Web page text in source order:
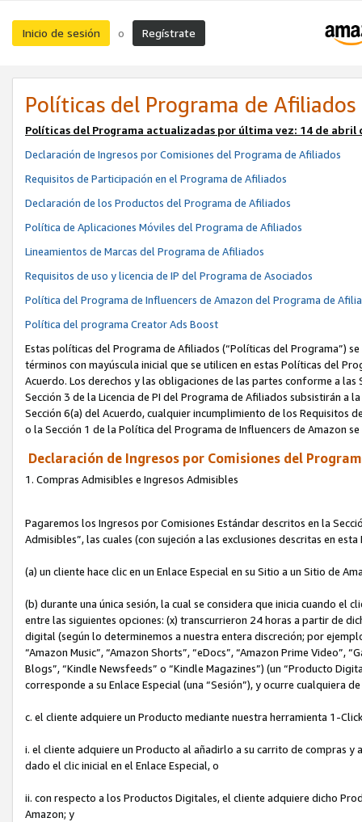
Inicio de sesión o Regístrate
Políticas del Programa de Afiliados
Políticas del Programa actualizadas por última vez: 14 de abril
Declaración de Ingresos por Comisiones del Programa de Afiliados
Requisitos de Participación en el Programa de Afiliados
Declaración de los Productos del Programa de Afiliados
Política de Aplicaciones Móviles del Programa de Afiliados
Lineamientos de Marcas del Programa de Afiliados
Requisitos de uso y licencia de IP del Programa de Asociados
Política del Programa de Influencers de Amazon del Programa de
Política del programa Creator Ads Boost
Estas políticas del Programa de Afiliados (“Políticas del Programa”)
términos con mayúscula inicial que se utilicen en estas Políticas del
Acuerdo. Los derechos y las obligaciones de las partes conforme a
Sección 3 de la Licencia de PI del Programa de Afiliados subsistirán
Sección 6(a) del Acuerdo, cualquier incumplimiento de los Requisitos
o la Sección 1 de la Política del Programa de Influencers de Amazon
Declaración de Ingresos por Comisiones del
1. Compras Admisibles e Ingresos Admisibles
Pagaremos los Ingresos por Comisiones Estándar descritos en la
Admisibles”, las cuales (con sujeción a las exclusiones descritas en
(a) un cliente hace clic en un Enlace Especial en su Sitio a un Sitio de
(b) durante una única sesión, la cual se considera que inicia cuando el
entre las siguientes opciones: (x) transcurrieron 24 horas a partir de
digital (según lo determinemos a nuestra entera discreción; por
“Amazon Music”, “Amazon Shorts”, “eDocs”, “Amazon Prime Video”,
Blogs”, “Kindle Newsfeeds” o “Kindle Magazines”) (un “Producto
corresponde a su Enlace Especial (una “Sesión”), y ocurre cualquiera
c. el cliente adquiere un Producto mediante nuestra herramienta 1-
i. el cliente adquiere un Producto al añadirlo a su carrito de compras
dado el clic inicial en el Enlace Especial, o
ii. con respecto a los Productos Digitales, el cliente adquiere dicho
Amazon; y